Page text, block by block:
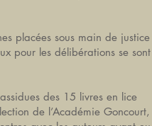
placées sous main de justice
pour les délibérations se sont
des 15 livres en lice
de l’Académie Goncourt,